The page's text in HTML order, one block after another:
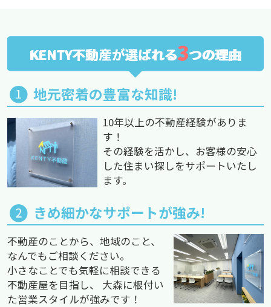
KENTY不動産が選ばれる3つの理由
地元密着の豊富な知識!
10年以上の不動産経験がありま
す！
その経験を活かし、お客様の安心
した住まい探しをサポートいたし
ます。
きめ細かなサポートが強み!
不動産のことから、地域のこと、
なんでもご相談ください。
小さなことでも気軽に相談できる
不動産屋を目指し、 大森に根付い
た営業スタイルが強みです！